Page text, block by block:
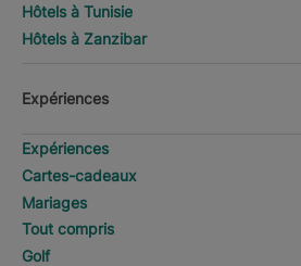
Hôtels à Tunisie
Hôtels à Zanzibar
Expériences
Expériences
Cartes-cadeaux
Mariages
Tout compris
Golf